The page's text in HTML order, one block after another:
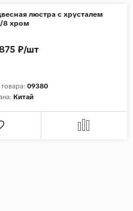
люстра с хрусталем
8 хром
09380
Китай
₽/шт